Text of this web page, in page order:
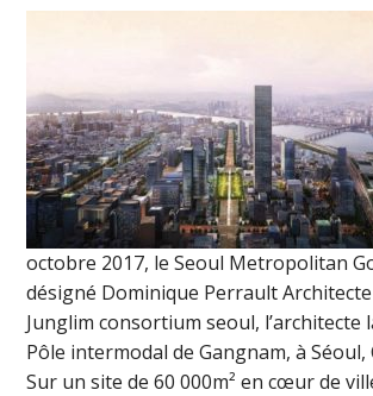
octobre 2017, le Seoul Metropolitan
désigné Dominique Perrault Architecte
Junglim consortium seoul, l’architecte
Pôle intermodal de Gangnam, à Séoul,
Sur un site de 60 000m² en cœur de